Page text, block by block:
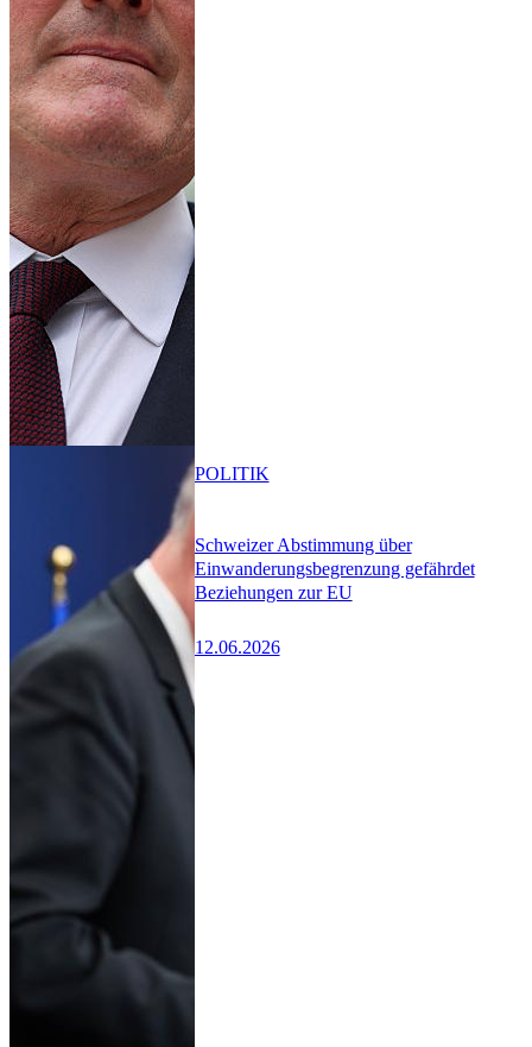
Schweizer Abstimmung über
Einwanderungsbegrenzung gefährdet
Beziehungen zur EU
12.06.2026
POLITIK